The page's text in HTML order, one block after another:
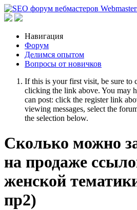
Навигация
Форум
Делимся опытом
Вопросы от новичков
If this is your first visit, be sure to
clicking the link above. You may
can post: click the register link
viewing messages, select the
the selection below.
Сколько можно
на продаже
женской
пр2)